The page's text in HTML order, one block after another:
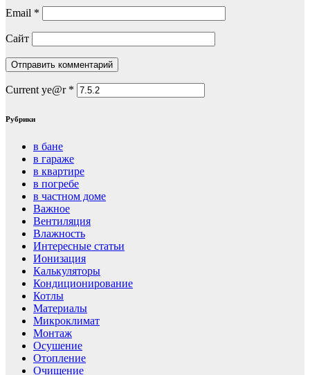
Email *
Сайт
Current ye@r *
Рубрики
в бане
в гараже
в квартире
в погребе
в частном доме
Важное
Вентиляция
Влажность
Интересные статьи
Ионизация
Калькуляторы
Кондиционирование
Котлы
Материалы
Микроклимат
Монтаж
Осушение
Отопление
Очищение